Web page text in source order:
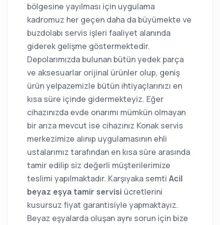
bölgesine yayılması için uygulama
kadromuz her geçen daha da büyümekte ve
buzdolabı servis işleri faaliyet alanında
giderek gelişme göstermektedir.
Depolarımızda bulunan bütün yedek parça
ve aksesuarlar orijinal ürünler olup, geniş
ürün yelpazemizle bütün ihtiyaçlarınızı en
kısa süre içinde gidermekteyiz. Eğer
cihazınızda evde onarımı mümkün olmayan
bir arıza mevcut ise cihazınız Konak servis
merkezimize alınıp uygulamasının ehli
ustalarımız tarafından en kısa süre arasında
tamir edilip siz değerli müşterilerimize
teslimi yapılmaktadır. Karşıyaka semti Acil
beyaz eşya tamir servisi ücretlerini
kusursuz fiyat garantisiyle yapmaktayız.
Beyaz eşyalarda oluşan aynı sorun için bize